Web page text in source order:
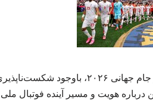
به گزارش خبرگزاری خبرآنلاین؛ حذف تیم ملی ایران
درباره هویت و مسیر آینده فوتبال